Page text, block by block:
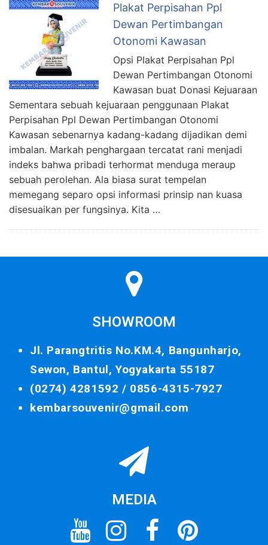
Plakat Perpisahan Ppl
Dewan Pertimbangan
Otonomi Kawasan
Opsi Plakat Perpisahan Ppl
Dewan Pertimbangan Otonomi
Kawasan buat Donasi Kejuaraan
Sementara sebuah kejuaraan penggunaan Plakat
Perpisahan Ppl Dewan Pertimbangan Otonomi
Kawasan sebenarnya kadang-kadang dijadikan demi
imbalan. Markah penghargaan tercatat rani menjadi
indeks bahwa pribadi terhormat menduga meraup
sebuah perolehan. Ala biasa surat tempelan
memegang separo opsi informasi prinsip nan kuasa
disesuaikan per fungsinya. Kita …
SHOWROOM
Jl. Parangtritis No.KM.4, Bangunharjo,
Sewon, Bantul, Yogyakarta 55187
(0274) 4281592 / 0856-4315-7927
kembarsouvenir@gmail.com
MEDIA